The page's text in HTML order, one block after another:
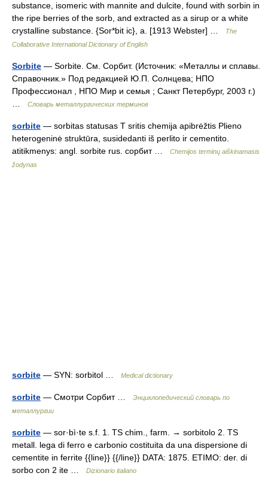
substance, isomeric with mannite and dulcite, found with sorbin in
the ripe berries of the sorb, and extracted as a sirup or a white
crystalline substance. {Sor*bit ic}, a. [1913 Webster] …
The
Collaborative International Dictionary of English
Sorbite — Sorbite. См. Сорбит. (Источник: «Металлы и сплавы.
Справочник.» Под редакцией Ю.П. Солнцева; НПО
Профессионал , НПО Мир и семья ; Санкт Петербург, 2003 г.)
Словарь металлургических терминов
sorbite — sorbitas statusas T sritis chemija apibrėžtis Plieno
heterogeninė struktūra, susidedanti iš perlito ir cementito.
atitikmenys: angl. sorbite rus. сорбит …
Chemijos terminų aiškinamasis
žodynas
sorbite — SYN: sorbitol … Medical dictionary
sorbite — Смотри Сорбит …
Энциклопедический словарь по
металлургии
sorbite — sor·bì·te s.f. 1. TS chim., farm. → sorbitolo 2. TS
metall. lega di ferro e carbonio costituita da una dispersione di
cementite in ferrite {{line}} {{/line}} DATA: 1875. ETIMO: der. di
sorbo con 2 ite …
Dizionario italiano